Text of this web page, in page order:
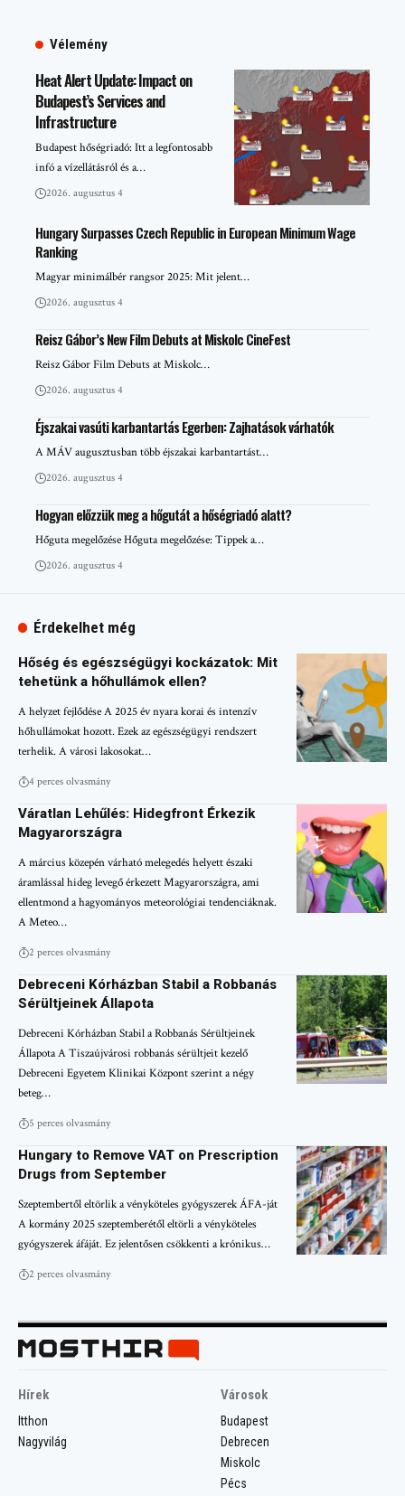
Vélemény
Heat Alert Update: Impact on
Budapest’s Services and
Infrastructure
Budapest hőségriadó: Itt a legfontosabb
infó a vízellátásról és a…
2026. augusztus 4
Hungary Surpasses Czech Republic in European Minimum Wage
Ranking
Magyar minimálbér rangsor 2025: Mit jelent…
2026. augusztus 4
Reisz Gábor’s New Film Debuts at Miskolc CineFest
Reisz Gábor Film Debuts at Miskolc…
2026. augusztus 4
Éjszakai vasúti karbantartás Egerben: Zajhatások várhatók
A MÁV augusztusban több éjszakai karbantartást…
2026. augusztus 4
Hogyan előzzük meg a hőgutát a hőségriadó alatt?
Hőguta megelőzése Hőguta megelőzése: Tippek a…
2026. augusztus 4
Érdekelhet még
Hőség és egészségügyi kockázatok: Mit
tehetünk a hőhullámok ellen?
A helyzet fejlődése A 2025 év nyara korai és intenzív
hőhullámokat hozott. Ezek az egészségügyi rendszert
terhelik. A városi lakosokat…
4 perces olvasmány
Váratlan Lehűlés: Hidegfront Érkezik
Magyarországra
A március közepén várható melegedés helyett északi
áramlással hideg levegő érkezett Magyarországra, ami
ellentmond a hagyományos meteorológiai tendenciáknak.
A Meteo…
2 perces olvasmány
Debreceni Kórházban Stabil a Robbanás
Sérültjeinek Állapota
Debreceni Kórházban Stabil a Robbanás Sérültjeinek
Állapota A Tiszaújvárosi robbanás sérültjeit kezelő
Debreceni Egyetem Klinikai Központ szerint a négy
beteg…
5 perces olvasmány
Hungary to Remove VAT on Prescription
Drugs from September
Szeptembertől eltörlik a vényköteles gyógyszerek ÁFA-ját
A kormány 2025 szeptemberétől eltörli a vényköteles
gyógyszerek áfáját. Ez jelentősen csökkenti a krónikus…
2 perces olvasmány
Hírek
Itthon
Nagyvilág
Városok
Budapest
Debrecen
Miskolc
Pécs